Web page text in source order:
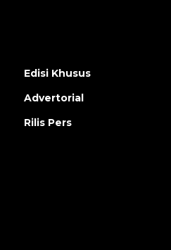
Edisi Khusus
Advertorial
Rilis Pers